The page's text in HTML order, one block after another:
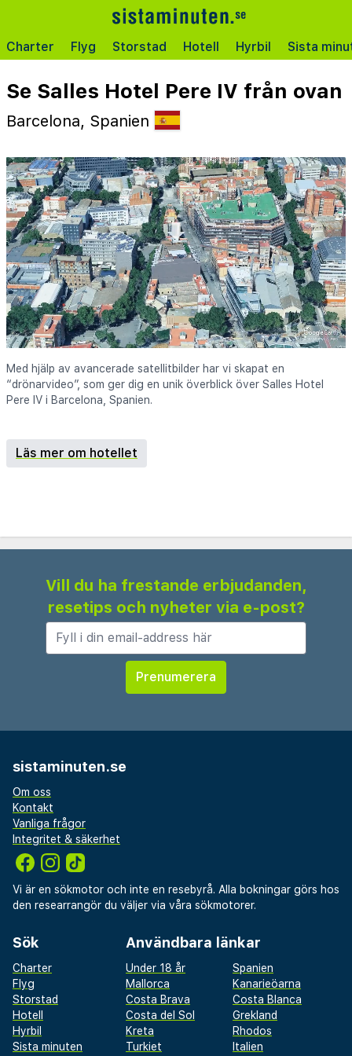
Charter Flyg Storstad Hotell Hyrbil Sista
Se Salles Hotel Pere IV från ovan
Barcelona, Spanien
Med hjälp av avancerade satellitbilder har vi skapat en
“drönarvideo”, som ger dig en unik överblick över Salles Hotel
Pere IV i Barcelona, Spanien.
Läs mer om hotellet
Vill du ha frestande erbjudanden,
resetips och nyheter via e-post?
sistaminuten.se
Om oss
Kontakt
Vanliga frågor
Integritet & säkerhet
Vi är en sökmotor och inte en resebyrå. Alla bokningar görs hos
den researrangör du väljer via våra sökmotorer.
Sök
Charter
Flyg
Storstad
Hotell
Hyrbil
Sista minuten
Användbara länkar
Under 18 år
Spanien
Mallorca
Kanarieöarna
Costa Brava
Costa Blanca
Costa del Sol
Grekland
Kreta
Rhodos
Turkiet
Italien